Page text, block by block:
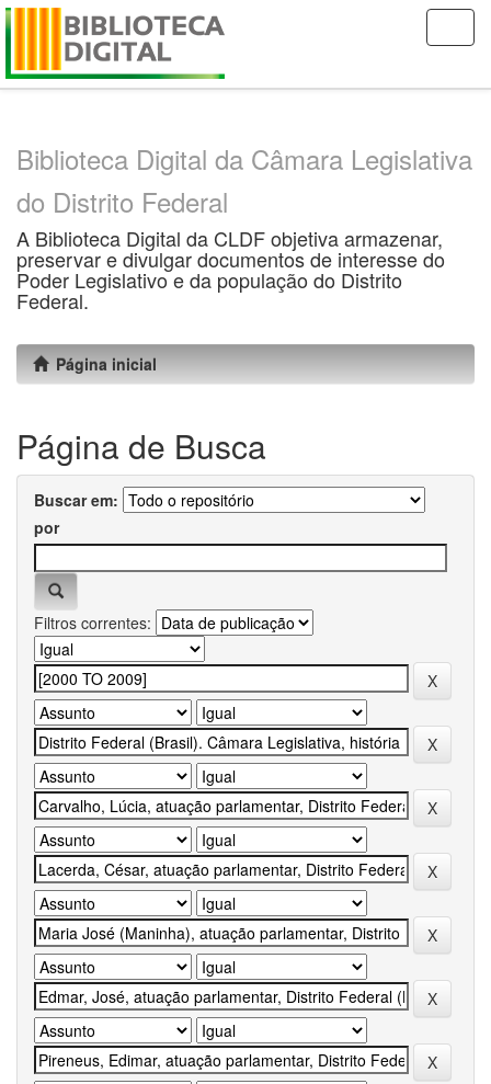
Skip
Biblioteca Digital da Câmara Legislativa
do Distrito Federal
A Biblioteca Digital da CLDF objetiva armazenar,
preservar e divulgar documentos de interesse do
Poder Legislativo e da população do Distrito
Federal.
Página inicial
Página de Busca
Buscar em:
por
Filtros correntes: